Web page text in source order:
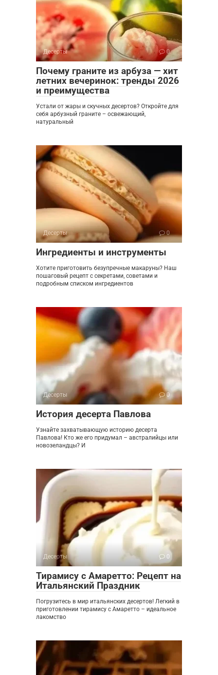
Десерты 0
Почему граните из арбуза — хит
летних вечеринок: тренды 2026
и преимущества
Устали от жары и скучных десертов? Откройте для
себя арбузный граните – освежающий,
натуральный
Десерты 0
Ингредиенты и инструменты
Хотите приготовить безупречные макаруны? Наш
пошаговый рецепт с секретами, советами и
подробным списком ингредиентов
Десерты 0
История десерта Павлова
Узнайте захватывающую историю десерта
Павлова! Кто же его придумал – австралийцы или
новозеландцы? И
Десерты 0
Тирамису с Амаретто: Рецепт на
Итальянский Праздник
Погрузитесь в мир итальянских десертов! Легкий в
приготовлении тирамису с Амаретто – идеальное
лакомство